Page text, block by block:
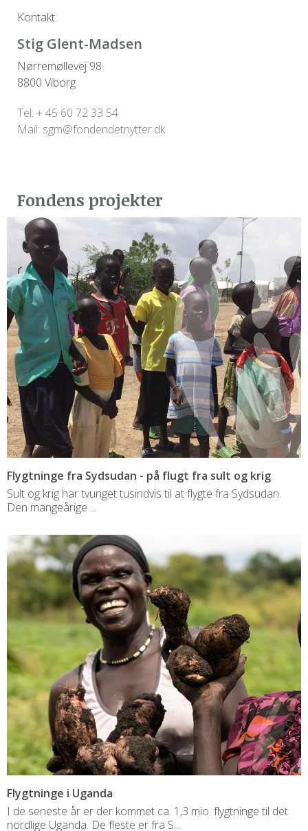
Kontakt:
Stig Glent-Madsen
Nørremøllevej 98
8800 Viborg
Tel: + 45 60 72 33 54
Mail: sgm@fondendetnytter.dk
Fondens projekter
Flygtninge fra Sydsudan - på flugt fra sult og krig
Sult og krig har tvunget tusindvis til at flygte fra Sydsudan.
Den mangeårige ...
Flygtninge i Uganda
I de seneste år er der kommet ca. 1,3 mio. flygtninge til det
nordlige Uganda. De fleste er fra S...